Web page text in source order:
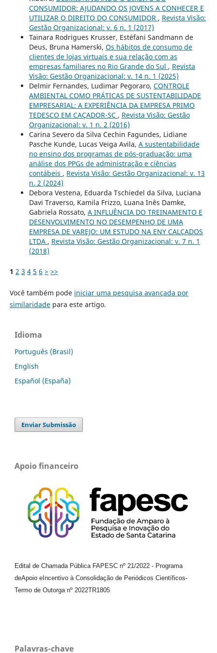
CONSUMIDOR: AJUDANDO OS JOVENS A CONHECER E
UTILIZAR O DIREITO DO CONSUMIDOR , Revista Visão:
Gestão Organizacional: v. 6 n. 1 (2017)
Tainara Rodrigues Krusser, Estéfani Sandmann de
Deus, Bruna Hamerski, Os hábitos de consumo de
clientes de lojas virtuais e sua relação com as
empresas familiares no Rio Grande do Sul , Revista
Visão: Gestão Organizacional: v. 14 n. 1 (2025)
Delmir Fernandes, Ludimar Pegoraro, CONTROLE
AMBIENTAL COMO PRÁTICAS DE SUSTENTABILIDADE
EMPRESARIAL: A EXPERIÊNCIA DA EMPRESA PRIMO
TEDESCO EM CAÇADOR-SC , Revista Visão: Gestão
Organizacional: v. 1 n. 2 (2016)
Carina Severo da Silva Cechin Fagundes, Lidiane
Pasche Kunde, Lucas Veiga Avila, A sustentabilidade
no ensino dos programas de pós-graduação: uma
análise dos PPGs de administração e ciências
contábeis , Revista Visão: Gestão Organizacional: v. 13
n. 2 (2024)
Debora Vestena, Eduarda Tschiedel da Silva, Luciana
Davi Traverso, Kamila Frizzo, Luana Inês Damke,
Gabriela Rossato, A INFLUÊNCIA DO TREINAMENTO E
DESENVOLVIMENTO NO DESEMPENHO DE UMA
EMPRESA DE VAREJO: UM ESTUDO NA ENY CALÇADOS
LTDA , Revista Visão: Gestão Organizacional: v. 7 n. 1
(2018)
1 2 3 4 5 6 > >>
Você também pode iniciar uma pesquisa avançada por
similaridadepara este artigo.
Idioma
Português (Brasil)
English
Español (España)
Enviar Submissão
Apoio financeiro
Edital de Chamada Pública FAPESC nº 21/2022 - Programa
deApoio e Incentivo à Consolidação de Periódicos Científicos-
Termo de Outorga nº 2022TR1805
Palavras-chave